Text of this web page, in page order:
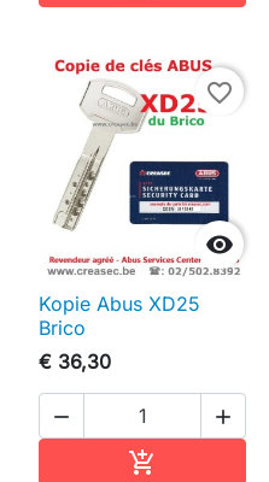

favorite_border
Kopie Abus XD25
Brico
€ 36,30
 
